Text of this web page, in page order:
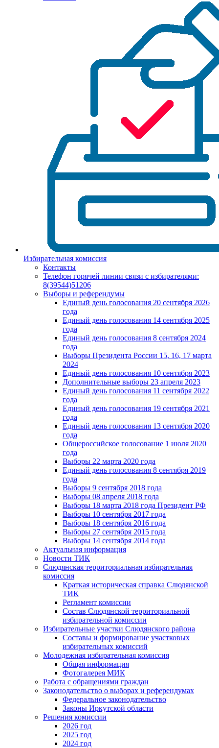
Избирательная комиссия
Контакты
Телефон горячей линии связи с избирателями:
8(39544)51206
Выборы и референдумы
Единый день голосования 20 сентября 2026
года
Единый день голосования 14 сентября 2025
года
Единый день голосования 8 сентября 2024
года
Выборы Президента России 15, 16, 17 марта
2024
Единый день голосования 10 сентября 2023
Дополнительные выборы 23 апреля 2023
Единый день голосования 11 сентября 2022
года
Единый день голосования 19 сентября 2021
года
Единый день голосования 13 сентября 2020
года
Общероссийское голосование 1 июля 2020
года
Выборы 22 марта 2020 года
Единый день голосования 8 сентября 2019
года
Выборы 9 сентября 2018 года
Выборы 08 апреля 2018 года
Выборы 18 марта 2018 года Президент РФ
Выборы 10 сентября 2017 года
Выборы 18 сентября 2016 года
Выборы 27 сентября 2015 года
Выборы 14 сентября 2014 года
Актуальная информация
Новости ТИК
Слюдянская территориальная избирательная
комиссия
Краткая историческая справка Слюдянской
ТИК
Регламент комиссии
Состав Слюдянской территориальной
избирательной комиссии
Избирательные участки Слюдянского района
Составы и формирование участковых
избирательных комиссий
Молодежная избирательная комиссия
Общая информация
Фотогалерея МИК
Работа с обращениями граждан
Законодательство о выборах и референдумах
Федеральное законодательство
Законы Иркутской области
Решения комиссии
2026 год
2025 год
2024 год